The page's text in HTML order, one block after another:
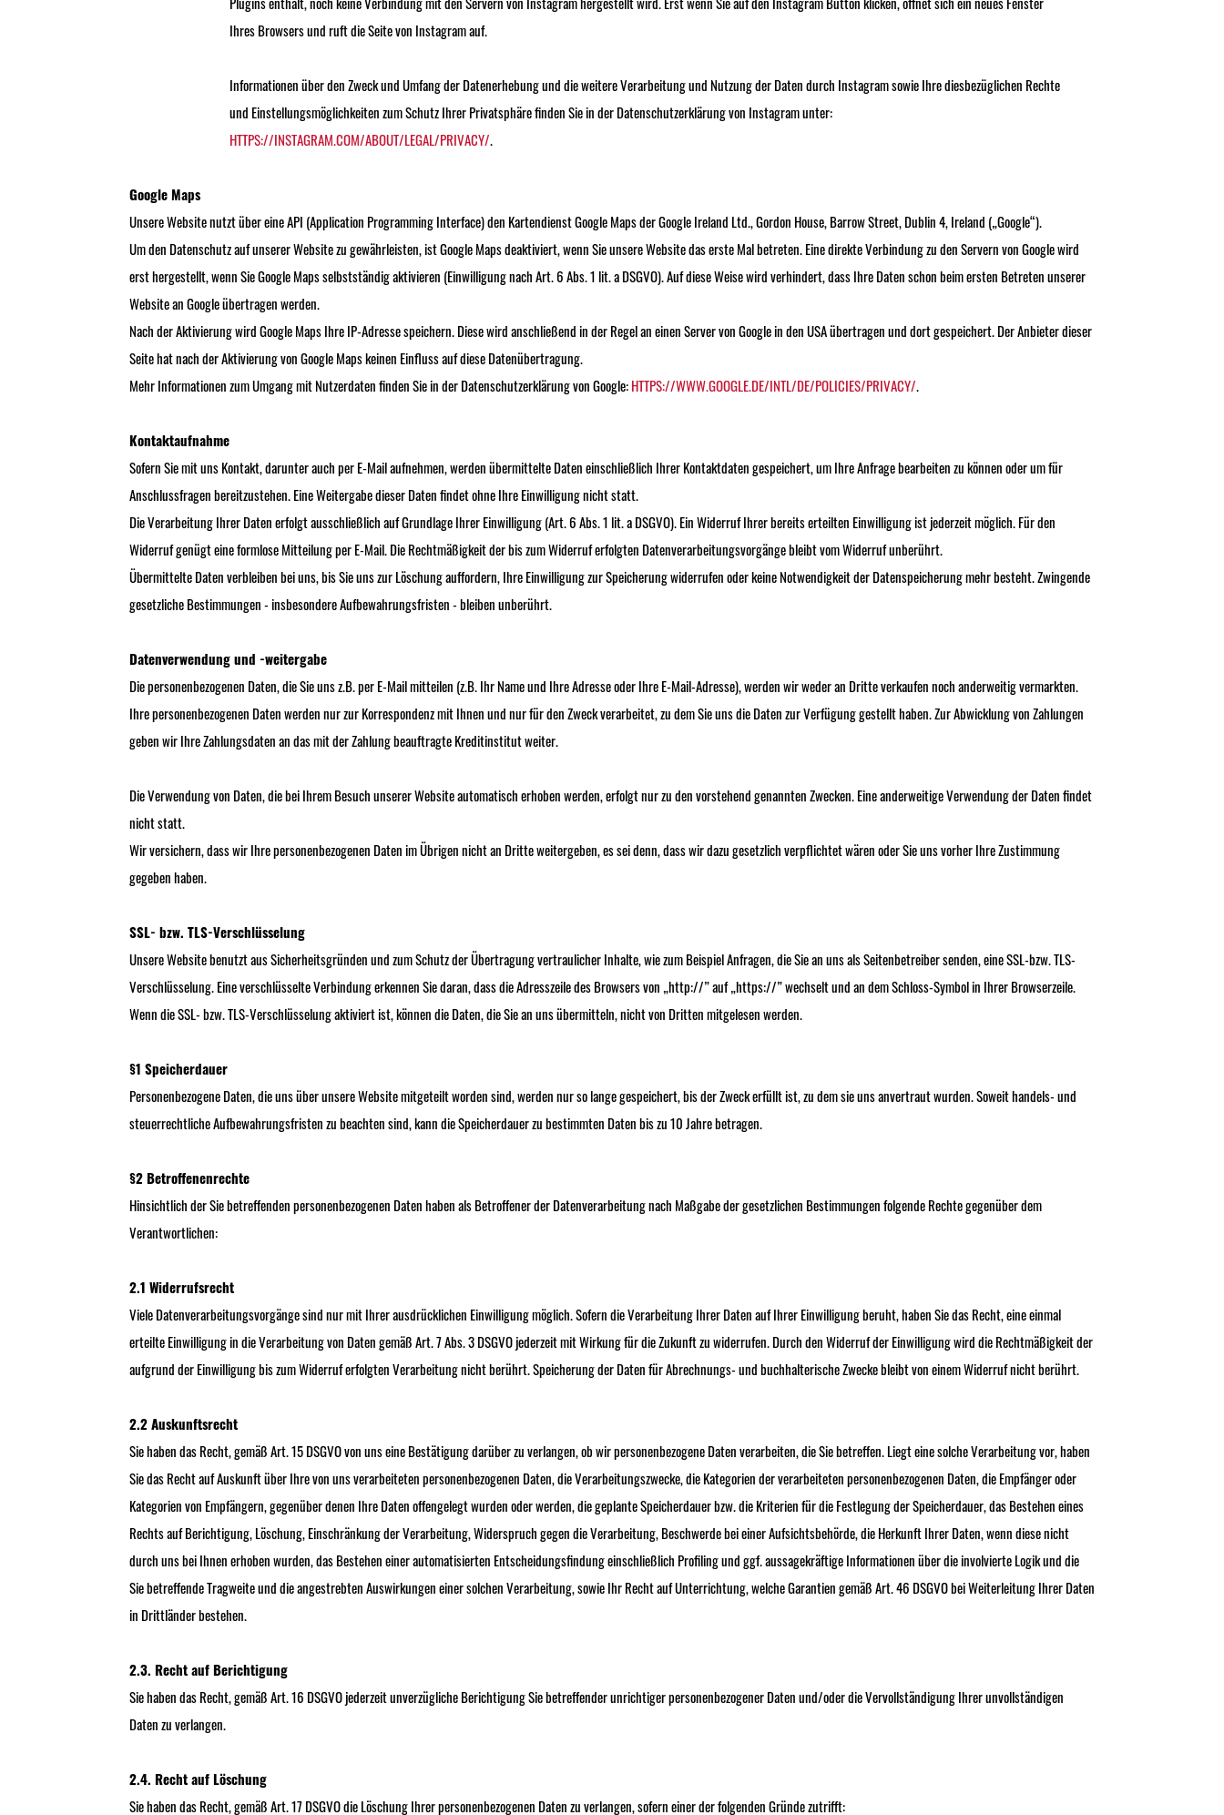
Ihres Browsers und ruft die Seite von Instagram auf.
‌Informationen über den Zweck und Umfang der Datenerhebung und die weitere Verarbeitung und Nutzung der Daten durch Instagram sowie Ihre diesbezüglichen Rechte
und Einstellungsmöglichkeiten zum Schutz Ihrer Privatsphäre finden Sie in der Datenschutzerklärung von Instagram unter:
HTTPS://INSTAGRAM.COM/ABOUT/LEGAL/PRIVACY/.
Google Maps
Unsere Website nutzt über eine API (Application Programming Interface) den Kartendienst Google Maps der Google Ireland Ltd., Gordon House, Barrow Street, Dublin 4, Ireland („Google“).
Um den Datenschutz auf unserer Website zu gewährleisten, ist Google Maps deaktiviert, wenn Sie unsere Website das erste Mal betreten. Eine direkte Verbindung zu den Servern von Google wird
erst hergestellt, wenn Sie Google Maps selbstständig aktivieren (Einwilligung nach Art. 6 Abs. 1 lit. a DSGVO). Auf diese Weise wird verhindert, dass Ihre Daten schon beim ersten Betreten unserer
Website an Google übertragen werden.
Nach der Aktivierung wird Google Maps Ihre IP-Adresse speichern. Diese wird anschließend in der Regel an einen Server von Google in den USA übertragen und dort gespeichert. Der Anbieter dieser
Seite hat nach der Aktivierung von Google Maps keinen Einfluss auf diese Datenübertragung.
Mehr Informationen zum Umgang mit Nutzerdaten finden Sie in der Datenschutzerklärung von Google:HTTPS://WWW.GOOGLE.DE/INTL/DE/POLICIES/PRIVACY/.
Kontaktaufnahme
Sofern Sie mit uns Kontakt, darunter auch per E-Mail aufnehmen, werden übermittelte Daten einschließlich Ihrer Kontaktdaten gespeichert, um Ihre Anfrage bearbeiten zu können oder um für
Anschlussfragen bereitzustehen. Eine Weitergabe dieser Daten findet ohne Ihre Einwilligung nicht statt.
Die Verarbeitung Ihrer Daten erfolgt ausschließlich auf Grundlage Ihrer Einwilligung (Art. 6 Abs. 1 lit. a DSGVO). Ein Widerruf Ihrer bereits erteilten Einwilligung ist jederzeit möglich. Für den
Widerruf genügt eine formlose Mitteilung per E-Mail. Die Rechtmäßigkeit der bis zum Widerruf erfolgten Datenverarbeitungsvorgänge bleibt vom Widerruf unberührt.
Übermittelte Daten verbleiben bei uns, bis Sie uns zur Löschung auffordern, Ihre Einwilligung zur Speicherung widerrufen oder keine Notwendigkeit der Datenspeicherung mehr besteht. Zwingende
gesetzliche Bestimmungen - insbesondere Aufbewahrungsfristen - bleiben unberührt.
Datenverwendung und -weitergabe
Die personenbezogenen Daten, die Sie uns z.B. per E-Mail mitteilen (z.B. Ihr Name und Ihre Adresse oder Ihre E-Mail-Adresse), werden wir weder an Dritte verkaufen noch anderweitig vermarkten.
Ihre personenbezogenen Daten werden nur zur Korrespondenz mit Ihnen und nur für den Zweck verarbeitet, zu dem Sie uns die Daten zur Verfügung gestellt haben. Zur Abwicklung von Zahlungen
geben wir Ihre Zahlungsdaten an das mit der Zahlung beauftragte Kreditinstitut weiter.
Die Verwendung von Daten, die bei Ihrem Besuch unserer Website automatisch erhoben werden, erfolgt nur zu den vorstehend genannten Zwecken. Eine anderweitige Verwendung der Daten findet
nicht statt.
Wir versichern, dass wir Ihre personenbezogenen Daten im Übrigen nicht an Dritte weitergeben, es sei denn, dass wir dazu gesetzlich verpflichtet wären oder Sie uns vorher Ihre Zustimmung
gegeben haben.
SSL- bzw. TLS-Verschlüsselung
Unsere Website benutzt aus Sicherheitsgründen und zum Schutz der Übertragung vertraulicher Inhalte, wie zum Beispiel Anfragen, die Sie an uns als Seitenbetreiber senden, eine SSL-bzw. TLS-
Verschlüsselung. Eine verschlüsselte Verbindung erkennen Sie daran, dass die Adresszeile des Browsers von „http://” auf „https://” wechselt und an dem Schloss-Symbol in Ihrer Browserzeile.
Wenn die SSL- bzw. TLS-Verschlüsselung aktiviert ist, können die Daten, die Sie an uns übermitteln, nicht von Dritten mitgelesen werden.
§1 Speicherdauer
Personenbezogene Daten, die uns über unsere Website mitgeteilt worden sind, werden nur so lange gespeichert, bis der Zweck erfüllt ist, zu dem sie uns anvertraut wurden. Soweit handels- und
steuerrechtliche Aufbewahrungsfristen zu beachten sind, kann die Speicherdauer zu bestimmten Daten bis zu 10 Jahre betragen.
§2 Betroffenenrechte
Hinsichtlich der Sie betreffenden personenbezogenen Daten haben als Betroffener der Datenverarbeitung nach Maßgabe der gesetzlichen Bestimmungen folgende Rechte gegenüber dem
Verantwortlichen:
2.1 Widerrufsrecht
Viele Datenverarbeitungsvorgänge sind nur mit Ihrer ausdrücklichen Einwilligung möglich. Sofern die Verarbeitung Ihrer Daten auf Ihrer Einwilligung beruht, haben Sie das Recht, eine einmal
erteilte Einwilligung in die Verarbeitung von Daten gemäß Art. 7 Abs. 3 DSGVO jederzeit mit Wirkung für die Zukunft zu widerrufen. Durch den Widerruf der Einwilligung wird die Rechtmäßigkeit der
aufgrund der Einwilligung bis zum Widerruf erfolgten Verarbeitung nicht berührt. Speicherung der Daten für Abrechnungs- und buchhalterische Zwecke bleibt von einem Widerruf nicht berührt.
2.2 Auskunftsrecht
Sie haben das Recht, gemäß Art. 15 DSGVO von uns eine Bestätigung darüber zu verlangen, ob wir personenbezogene Daten verarbeiten, die Sie betreffen. Liegt eine solche Verarbeitung vor, haben
Sie das Recht auf Auskunft über Ihre von uns verarbeiteten personenbezogenen Daten, die Verarbeitungszwecke, die Kategorien der verarbeiteten personenbezogenen Daten, die Empfänger oder
Kategorien von Empfängern, gegenüber denen Ihre Daten offengelegt wurden oder werden, die geplante Speicherdauer bzw. die Kriterien für die Festlegung der Speicherdauer, das Bestehen eines
Rechts auf Berichtigung, Löschung, Einschränkung der Verarbeitung, Widerspruch gegen die Verarbeitung, Beschwerde bei einer Aufsichtsbehörde, die Herkunft Ihrer Daten, wenn diese nicht
durch uns bei Ihnen erhoben wurden, das Bestehen einer automatisierten Entscheidungsfindung einschließlich Profiling und ggf. aussagekräftige Informationen über die involvierte Logik und die
Sie betreffende Tragweite und die angestrebten Auswirkungen einer solchen Verarbeitung, sowie Ihr Recht auf Unterrichtung, welche Garantien gemäß Art. 46 DSGVO bei Weiterleitung Ihrer Daten
in Drittländer bestehen.
2.3. Recht auf Berichtigung
Sie haben das Recht, gemäß Art. 16 DSGVO jederzeit unverzügliche Berichtigung Sie betreffender unrichtiger personenbezogener Daten und/oder die Vervollständigung Ihrer unvollständigen
Daten zu verlangen.
2.4. Recht auf Löschung
Sie haben das Recht, gemäß Art. 17 DSGVO die Löschung Ihrer personenbezogenen Daten zu verlangen, sofern einer der folgenden Gründe zutrifft: